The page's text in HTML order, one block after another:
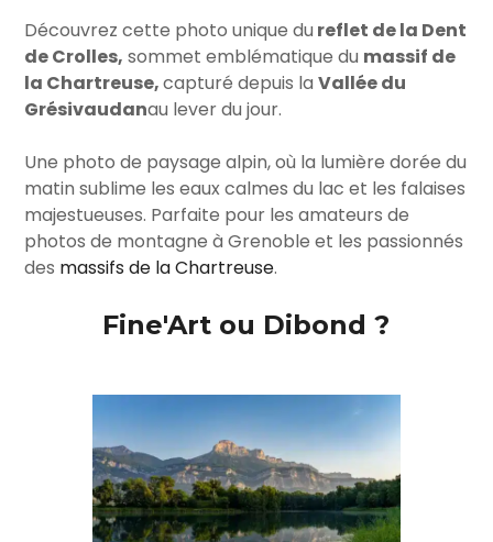
Découvrez cette photo unique du reflet de la Dent
de Crolles, sommet emblématique du massif de
la Chartreuse,capturé depuis laVallée du
Grésivaudanau lever du jour.
Une photo de paysage alpin, où la lumière dorée du
matin sublime les eaux calmes du lac et les falaises
majestueuses. Parfaite pour les amateurs de
photos de montagne à Grenoble et les passionnés
des massifs de la Chartreuse.
Fine'Art ou Dibond ?